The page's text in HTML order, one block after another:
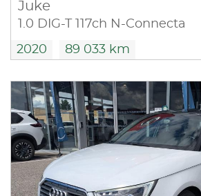
Juke
1.0 DIG-T 117ch N-Connecta
2020 89 033 km